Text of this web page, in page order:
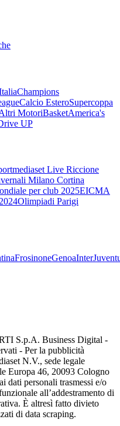
Champions
Calcio EsteroSupercoppa
MotoriBasketAmerica's
UP
Live Riccione
Milano Cortina
per club 2025EICMA
Olimpiadi Parigi
FrosinoneGenoaInter
S.p.A. Business Digital -
- Per la pubblicità
N.V., sede legale
Europa 46, 20093 Cologno
dati personali trasmessi e/o
all’addestramento di
È altresì fatto divieto
di data scraping.